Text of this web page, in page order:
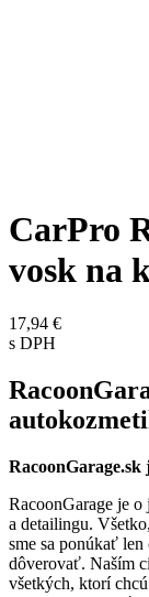
CarPro
vosk na
17,94 €
s DPH
RacoonGarage.sk
RacoonGarage je o
a detailingu.
sme sa ponúkať
dôverovať. Naším
všetkých, ktorí